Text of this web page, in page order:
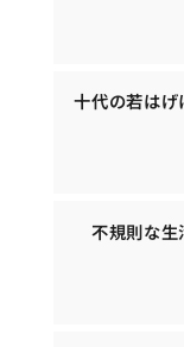
十代の若は
不規則な